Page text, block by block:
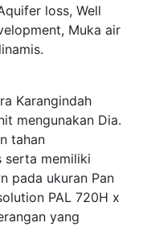
loss, Well
Muka air
Karangindah
mengunakan Dia.
tahan
serta memiliki
pada ukuran Pan
PAL 720H x
yang